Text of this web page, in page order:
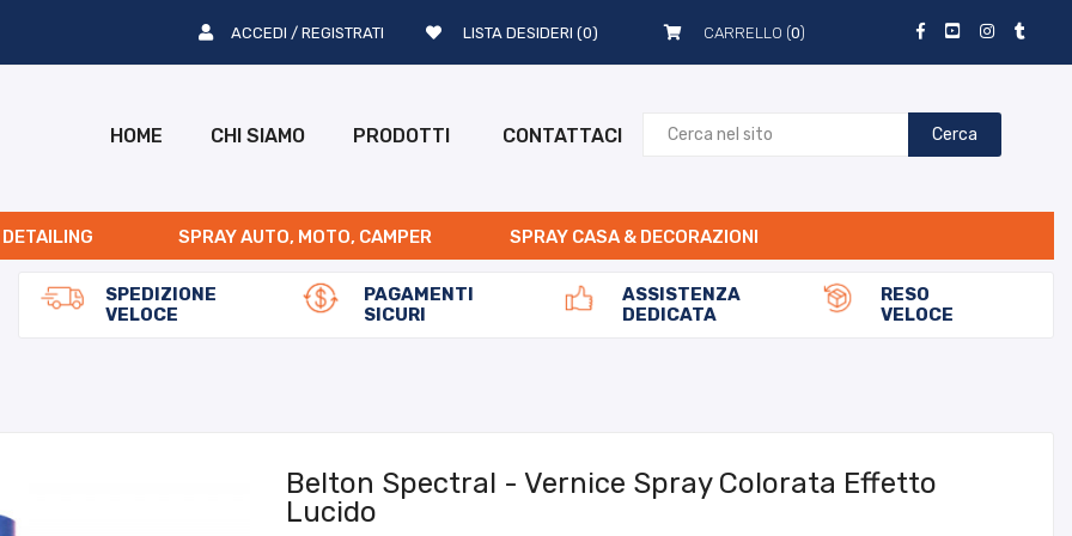
ACCEDI / REGISTRATI LISTA DESIDERI (0) CARRELLO (0)
HOME CHI SIAMO PRODOTTI CONTATTACI Cerca
SPRAY AUTO, MOTO, CAMPER SPRAY CASA & DECORAZIONI
SPEDIZIONE
VELOCE
PAGAMENTI
SICURI
ASSISTENZA
DEDICATA
RESO
VELOCE
Belton Spectral - Vernice Spray Colorata Effetto
Lucido